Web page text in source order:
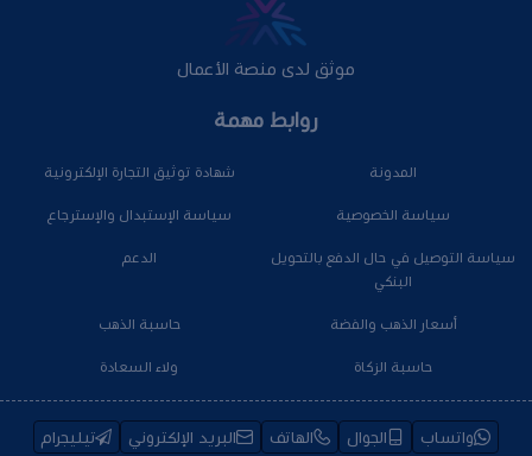
روابط مهمة
المدونة شهادة توثيق التجارة الإلكترونية
سياسة الخصوصية سياسة الإستبدال والإسترجاع
سياسة التوصيل في حال الدفع بالتحويل
البنكي
الدعم
أسعار الذهب والفضة حاسبة الذهب
حاسبة الزكاة ولاء السعادة
موثق لدى منصة الأعمال
واتساب الجوال الهاتف البريد الإلكتروني تيليجرام